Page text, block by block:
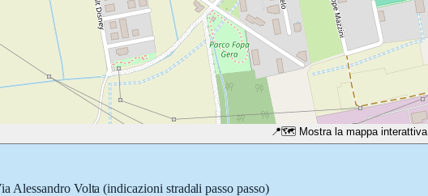
📍🗺️ Mostra la mappa interattiva
Alessandro Volta (indicazioni stradali passo passo)